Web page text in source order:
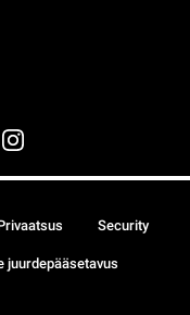
Security
juurdepääsetavus